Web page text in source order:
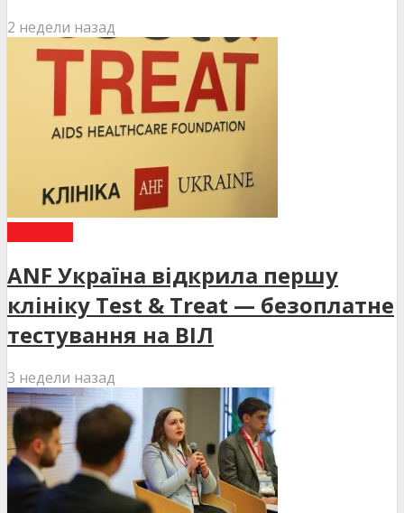
2 недели назад
ANF Україна відкрила першу
клініку Test & Treat — безоплатне
тестування на ВІЛ
3 недели назад